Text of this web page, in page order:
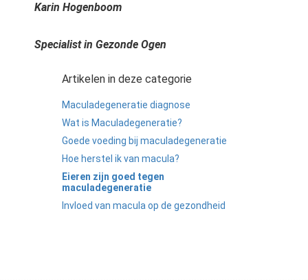
Karin Hogenboom
Specialist in Gezonde Ogen
Artikelen in deze categorie
Maculadegeneratie diagnose
Wat is Maculadegeneratie?
Goede voeding bij maculadegeneratie
Hoe herstel ik van macula?
Eieren zijn goed tegen
maculadegeneratie
Invloed van macula op de gezondheid